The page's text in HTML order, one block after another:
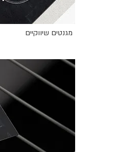
מגנטים שיווקיים